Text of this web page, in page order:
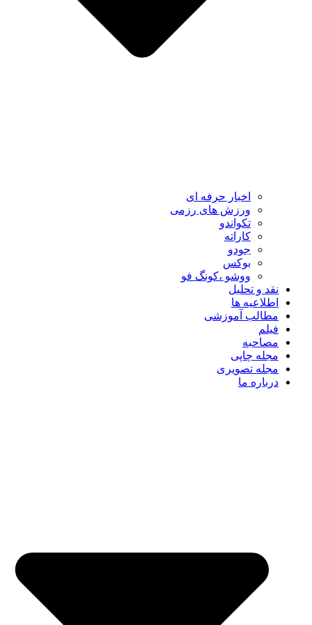
اخبار حرفه ای
ورزش های رزمی
تکواندو
کاراته
جودو
بوکس
ووشو ،کونگ فو
نقد و تحلیل
اطلاعیه ها
مطالب آموزشی
فیلم
مصاحبه
مجله چاپی
مجله تصویری
درباره ما